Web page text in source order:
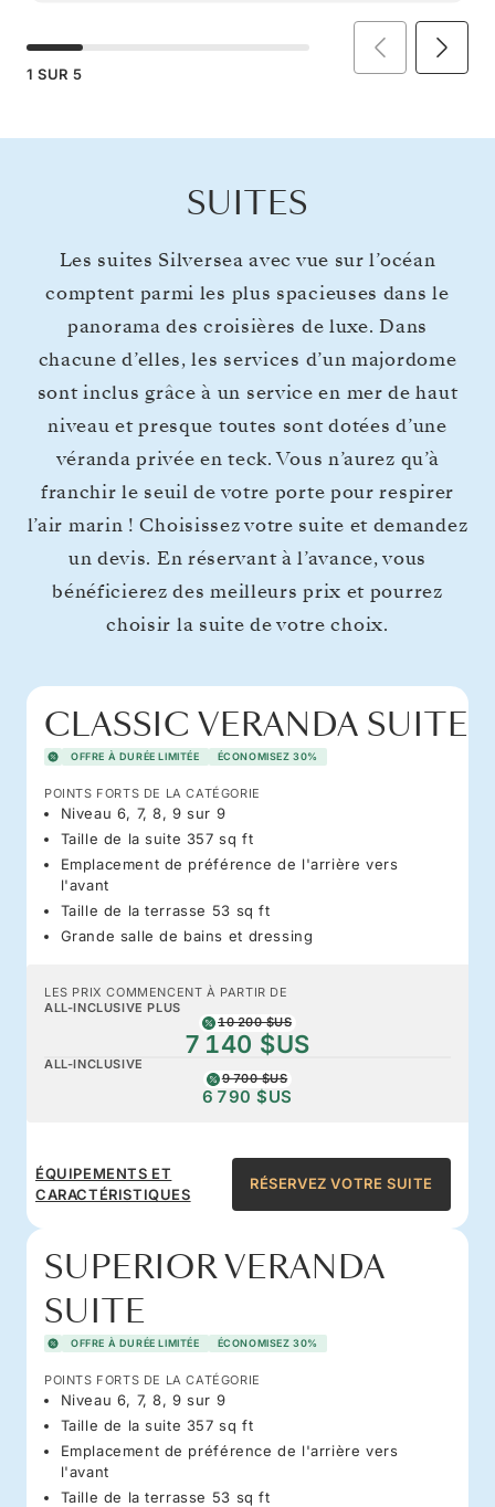
1 SUR 5
SUITES
Les suites Silversea avec vue sur l’océan
comptent parmi les plus spacieuses dans le
panorama des croisières de luxe. Dans
chacune d’elles, les services d’un majordome
sont inclus grâce à un service en mer de haut
niveau et presque toutes sont dotées d’une
véranda privée en teck. Vous n’aurez qu’à
franchir le seuil de votre porte pour respirer
l’air marin ! Choisissez votre suite et demandez
un devis. En réservant à l’avance, vous
bénéficierez des meilleurs prix et pourrez
choisir la suite de votre choix.
CLASSIC VERANDA SUITE
OFFRE À DURÉE LIMITÉE ÉCONOMISEZ 30%
POINTS FORTS DE LA CATÉGORIE
Niveau 6, 7, 8, 9 sur 9
Taille de la suite 357 sq ft
Emplacement de préférence de l'arrière vers
l'avant
Taille de la terrasse 53 sq ft
Grande salle de bains et dressing
LES PRIX COMMENCENT À PARTIR DE
ALL-INCLUSIVE PLUS
10 200 $US
7 140 $US
ALL-INCLUSIVE
9 700 $US
6 790 $US
ÉQUIPEMENTS ET
CARACTÉRISTIQUES
RÉSERVEZ VOTRE SUITE
SUPERIOR VERANDA
SUITE
OFFRE À DURÉE LIMITÉE ÉCONOMISEZ 30%
POINTS FORTS DE LA CATÉGORIE
Niveau 6, 7, 8, 9 sur 9
Taille de la suite 357 sq ft
Emplacement de préférence de l'arrière vers
l'avant
Taille de la terrasse 53 sq ft